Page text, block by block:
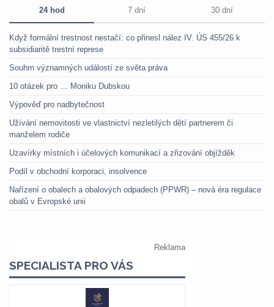
24 hod 7 dní 30 dní
Když formální trestnost nestačí: co přinesl nález IV. ÚS 455/26 k
subsidiaritě trestní represe
Souhrn významných událostí ze světa práva
10 otázek pro … Moniku Dubskou
Výpověď pro nadbytečnost
Užívání nemovitosti ve vlastnictví nezletilých dětí partnerem či
manželem rodiče
Uzavírky místních i účelových komunikací a zřizování objížděk
Podíl v obchodní korporaci, insolvence
Nařízení o obalech a obalových odpadech (PPWR) – nová éra regulace
obalů v Evropské unii